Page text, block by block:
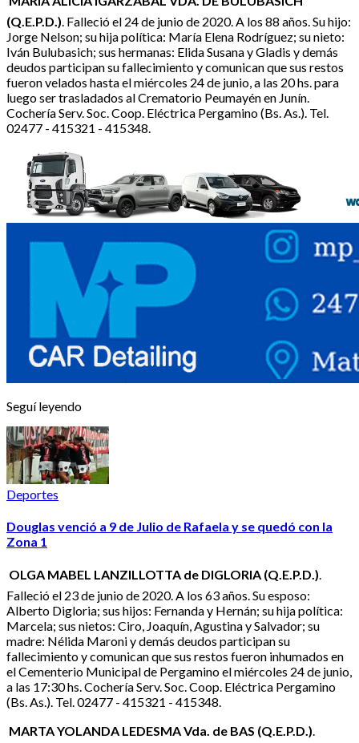
(Q.E.P.D.). Falleció el 24 de junio de 2020. A los 88 años. Su hijo:
Jorge Nelson; su hija política: María Elena Rodríguez; su nieto:
Iván Bulubasich; sus hermanas: Elida Susana y Gladis y demás
deudos participan su fallecimiento y comunican que sus restos
fueron velados hasta el miércoles 24 de junio, a las 20 hs. para
luego ser trasladados al Crematorio Peumayén en Junín.
Cochería Serv. Soc. Coop. Eléctrica Pergamino (Bs. As.). Tel.
02477 - 415321 - 415348.
Seguí leyendo
Deportes
Douglas venció a 9 de Julio de Rafaela y se quedó con la
Zona 1
OLGA MABEL LANZILLOTTA de DIGLORIA (Q.E.P.D.).
Falleció el 23 de junio de 2020. A los 63 años. Su esposo:
Alberto Digloria; sus hijos: Fernanda y Hernán; su hija política:
Marcela; sus nietos: Ciro, Joaquín, Agustina y Salvador; su
madre: Nélida Maroni y demás deudos participan su
fallecimiento y comunican que sus restos fueron inhumados en
el Cementerio Municipal de Pergamino el miércoles 24 de junio,
a las 17:30 hs. Cochería Serv. Soc. Coop. Eléctrica Pergamino
(Bs. As.). Tel. 02477 - 415321 - 415348.
MARTA YOLANDA LEDESMA Vda. de BAS (Q.E.P.D.).